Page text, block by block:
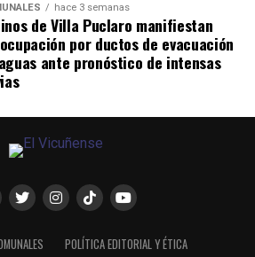
hace 3 semanas
de Villa Puclaro manifiestan
por ductos de evacuación
ante pronóstico de intensas
POLÍTICA EDITORIAL Y ÉTICA